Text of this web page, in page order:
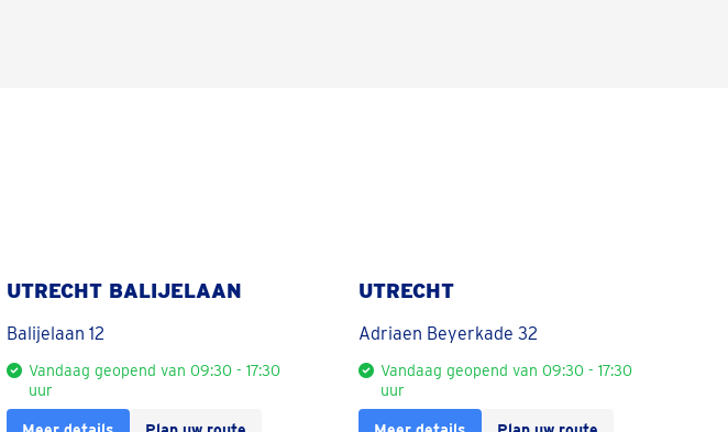
UTRECHT BALIJELAAN
Balijelaan 12
Vandaag geopend van 09:30 - 17:30
uur
UTRECHT
Adriaen Beyerkade 32
Vandaag geopend van 09:30 - 17:30
uur